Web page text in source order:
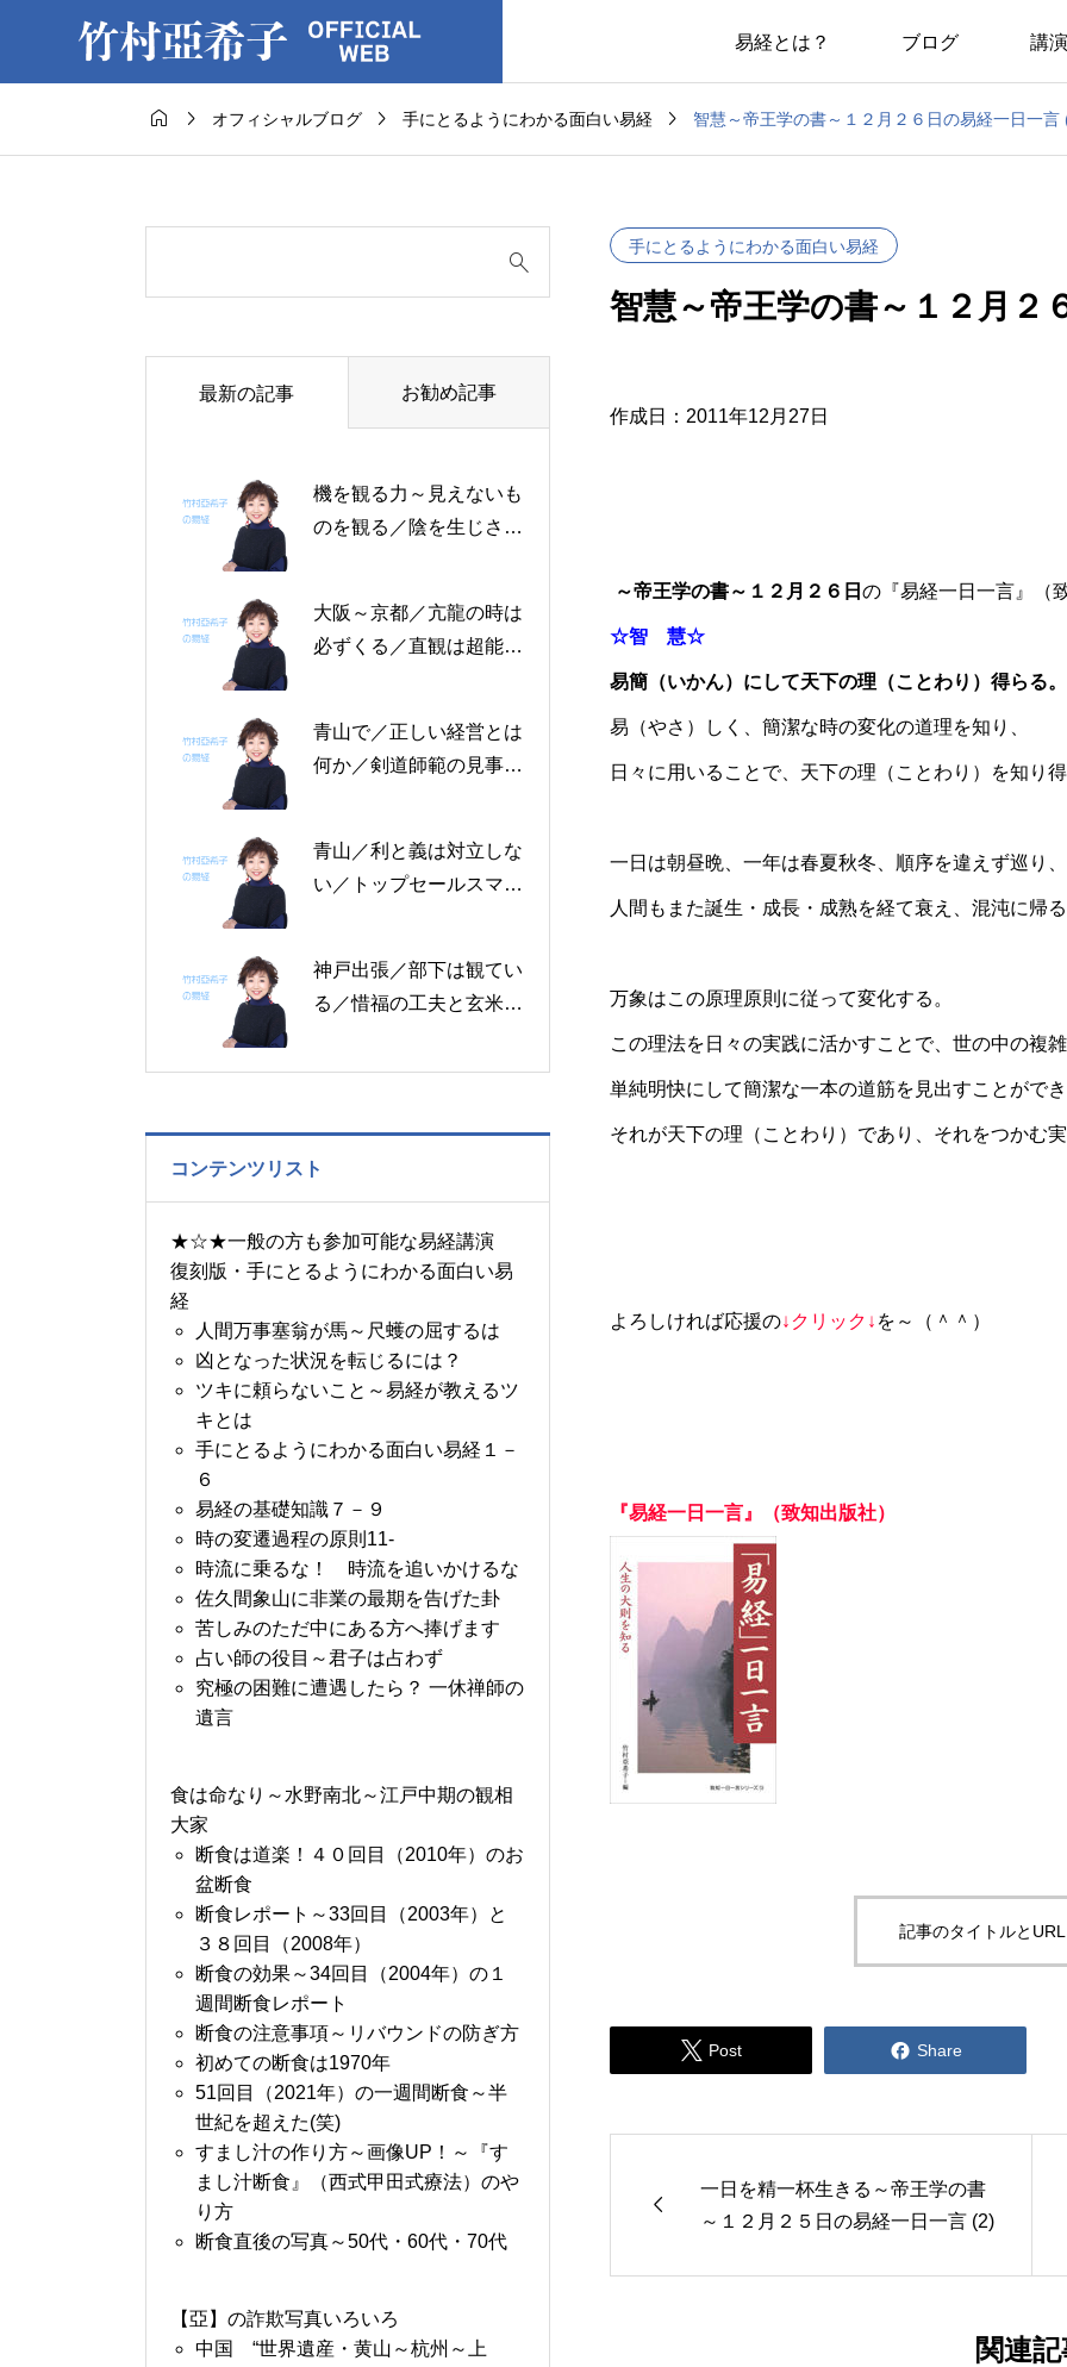
易経とは？ ブログ 講
  オフィシャルブログ  手にとるようにわかる面白い易経  智慧～帝王学の書～１２月２６日の易経一日一言
手にとるようにわかる面白い易経
智慧～帝王学の書～１２月２
作成日：2011年12月27日
～帝王学の書～１２月２６日 の『易経一日一言』（
☆智 慧☆
易簡（いかん）にして天下の理（ことわり）得らる。
易（やさ）しく、簡潔な時の変化の道理を知り、
日々に用いることで、天下の理（ことわり）を知り得
一日は朝昼晩、一年は春夏秋冬、順序を違えず巡り、
人間もまた誕生・成長・成熟を経て衰え、混沌に帰る
万象はこの原理原則に従って変化する。
この理法を日々の実践に活かすことで、世の中の複雑
単純明快にして簡潔な一本の道筋を見出すことができ
それが天下の理（ことわり）であり、それをつかむ実
よろしければ応援の↓クリック↓ を～（＾＾）
『易経一日一言』（致知出版社）
記事のタイトルと
 Post  Share

一日を精一杯生きる～帝王学の書
～１２月２５日の易経一日一言 (2)
関連
最新の記事 お勧め記事
機を観る力～見えないも
のを観る／陰を生じさせ
月4日～2月8日の5日分
の易経一日一言
大阪～京都／亢龍の時は
必ずくる／直観は超能力
月3日の5日分の易経一日
一言
青山で／正しい経営とは
何か／剣道師範の見事な
日の5日分の易経一日一
言
青山／利と義は対立しな
い／トップセールスマン
の書～1月19日～24日の
6日分の易経一日一言
神戸出張／部下は観てい
る／惜福の工夫と玄米食
の書～1月14日～18日の
コンテンツリスト
★☆★一般の方も参加可能な易経講演
復刻版・手にとるようにわかる面白い易
経
人間万事塞翁が馬～尺蠖の屈するは
凶となった状況を転じるには？
ツキに頼らないこと～易経が教えるツ
キとは
手にとるようにわかる面白い易経１－
６
易経の基礎知識７－９
時の変遷過程の原則11-
時流に乗るな！ 時流を追いかけるな
佐久間象山に非業の最期を告げた卦
苦しみのただ中にある方へ捧げます
占い師の役目～君子は占わず
究極の困難に遭遇したら？ 一休禅師の
遺言
食は命なり～水野南北～江戸中期の観相
大家
断食は道楽！４０回目（2010年）のお
盆断食
断食レポート～33回目（2003年）と
３８回目（2008年）
断食の効果～34回目（2004年）の１
週間断食レポート
断食の注意事項～リバウンドの防ぎ方
初めての断食は1970年
51回目（2021年）の一週間断食～半
世紀を超えた(笑)
すまし汁の作り方～画像UP！～『す
まし汁断食』（西式甲田式療法）のや
り方
断食直後の写真～50代・60代・70代
【亞】の詐欺写真いろいろ
中国 “世界遺産・黄山～杭州～上